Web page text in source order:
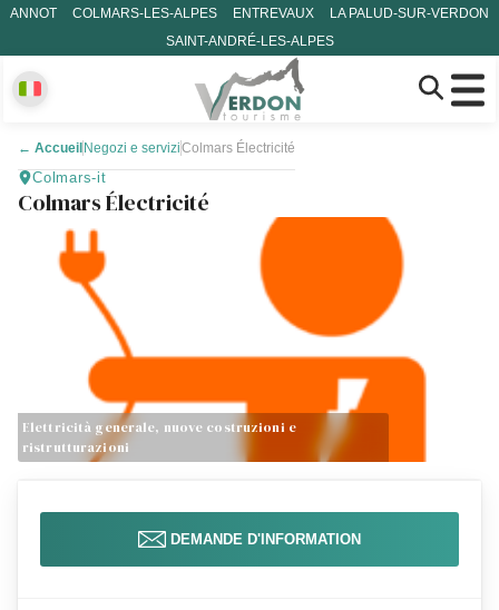
ANNOT COLMARS-LES-ALPES ENTREVAUX
LA PALUD-SUR-VERDON
SAINT-ANDRÉ-LES-ALPES
← Accueil Negozi e serviziColmars Électricité
Colmars-it
Colmars Électricité
Elettricità generale, nuove costruzioni e
ristrutturazioni
DEMANDE D'INFORMATION